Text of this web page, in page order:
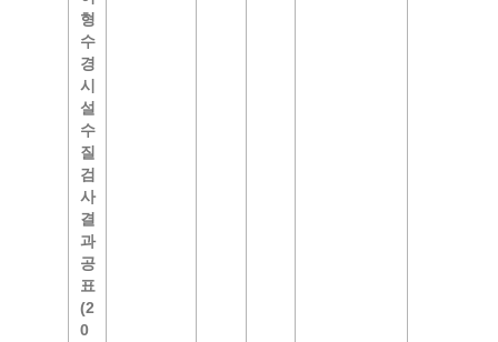
형
수
경
시
설
수
질
검
사
결
과
공
표
(2
0